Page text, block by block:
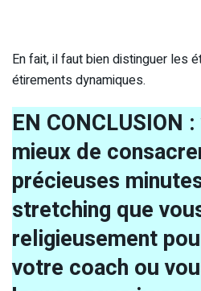
En fait, il faut bien distinguer les
étirements dynamiques.
EN CONCLUSION
mieux de
précieuses
stretching que
religieusement
votre coach ou